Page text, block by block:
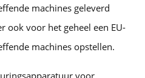
machines geleverd
ook voor het geheel een EU-
machines opstellen.